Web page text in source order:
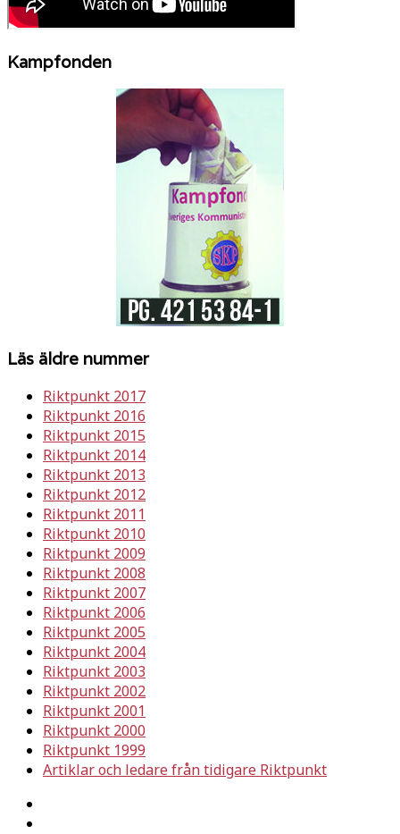
Kampfonden
Läs äldre nummer
Riktpunkt 2017
Riktpunkt 2016
Riktpunkt 2015
Riktpunkt 2014
Riktpunkt 2013
Riktpunkt 2012
Riktpunkt 2011
Riktpunkt 2010
Riktpunkt 2009
Riktpunkt 2008
Riktpunkt 2007
Riktpunkt 2006
Riktpunkt 2005
Riktpunkt 2004
Riktpunkt 2003
Riktpunkt 2002
Riktpunkt 2001
Riktpunkt 2000
Riktpunkt 1999
Artiklar och ledare från tidigare Riktpunkt